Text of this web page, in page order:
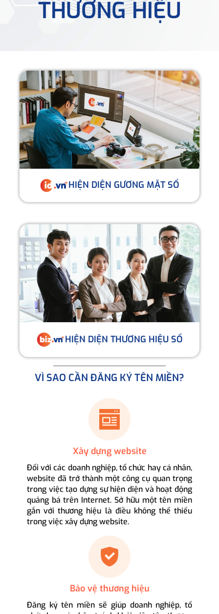
THƯƠNG HIỆU
HIỆN DIỆN GƯƠNG MẶT SỐ
HIỆN DIỆN THƯƠNG HIỆU SỐ
VÌ SAO CẦN ĐĂNG KÝ TÊN MIỀN?
Xây dựng website
Đối với các doanh nghiệp, tổ chức hay cá nhân,
website đã trở thành một công cụ quan trọng
trong việc tạo dựng sự hiện diện và hoạt động
quảng bá trên Internet. Sở hữu một tên miền
gắn với thương hiệu là điều không thể thiếu
trong việc xây dựng website.
Bảo vệ thương hiệu
Đăng ký tên miền sẽ giúp doanh nghiệp, tổ